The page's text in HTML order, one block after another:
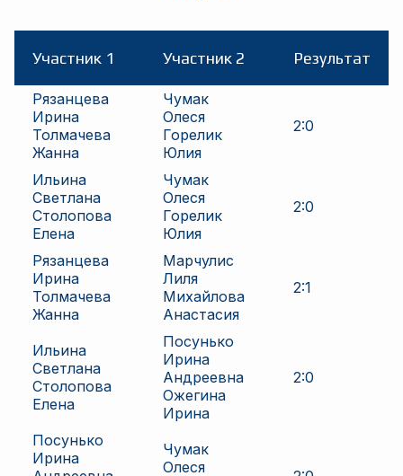
Участник 1 Участник 2 Результат
Рязанцева
Ирина
Толмачева
Жанна
Чумак
Олеся
Горелик
Юлия
2:0
Ильина
Светлана
Столопова
Елена
Чумак
Олеся
Горелик
Юлия
2:0
Рязанцева
Ирина
Толмачева
Жанна
Марчулис
Лиля
Михайлова
Анастасия
2:1
Ильина
Светлана
Столопова
Елена
Посунько
Ирина
Андреевна
Ожегина
Ирина
2:0
Посунько
Ирина
Чумак
Олеся